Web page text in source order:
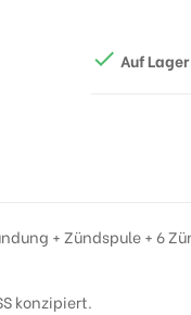
 Auf Lager
+ Zündspule + 6
konzipiert.